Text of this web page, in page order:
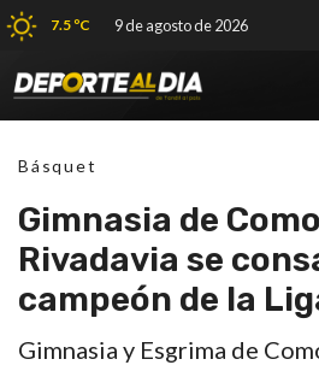
7.5 ºC 9 de agosto de 2026
Básquet
Gimnasia de
Rivadavia se
campeón de la
Gimnasia y Esgrima de